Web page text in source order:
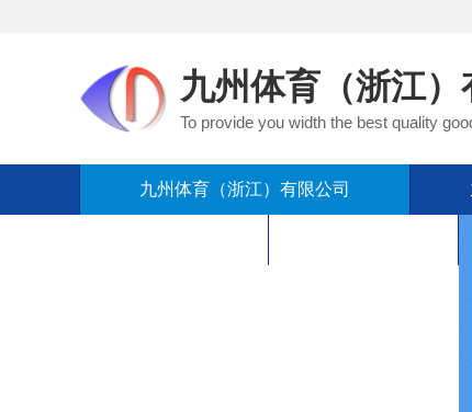
九州体育（浙江）
To provide you width the best quality
九州体育（浙江）有限公司